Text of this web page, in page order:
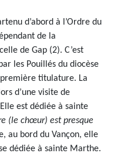
d’abord à l’Ordre du
de la
de Gap (2). C’est
les Pouillés du diocèse
première titulature. La
d’une visite de
Elle est dédiée à sainte
(le chœur) est presque
au bord du Vançon, elle
dédiée à sainte Marthe.